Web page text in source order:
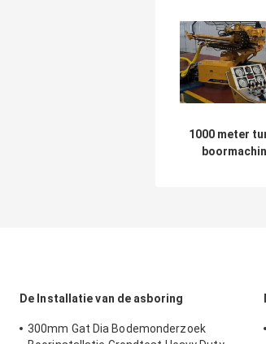
1000 meter
De Installatie van de asboring
300mm Gat Dia Bodemonderzoek